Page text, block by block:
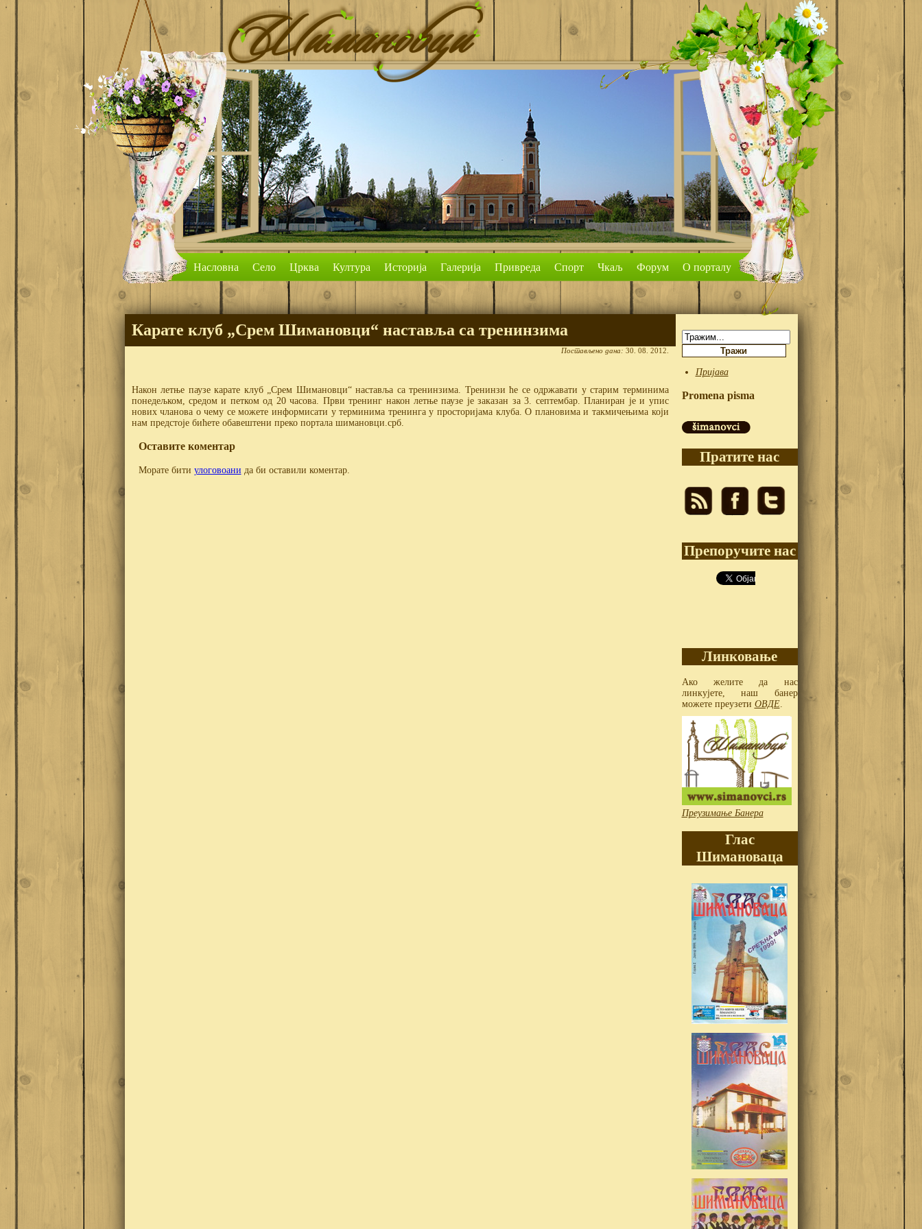
Насловна Село Црква Култура Историја Галерија Привреда Спорт Чкаљ Форум О порталу
Карате клуб „Срем Шимановци“ наставља са тренинзима
Постављено дана: 30. 08. 2012.
Након летње паузе карате клуб „Срем Шимановци“ наставља са тренинзима. Тренинзи ће се одржавати у старим терминима
понедељком, средом и петком од 20 часова. Први тренинг након летње паузе је заказан за 3. септембар. Планиран је и упис
нових чланова о чему се можете информисати у терминима тренинга у просторијама клуба. О плановима и такмичењима који
нам предстоје бићете обавештени преко портала шимановци.срб.
Оставите коментар
Морате бити улоговоани да би оставили коментар.
Пријава
Promena pisma
Пратите нас
Препоручите нас
Линковање
Ако желите да нас
линкујете, наш банер
можете преузети ОВДЕ.
Преузимање Банера
Глас
Шимановаца